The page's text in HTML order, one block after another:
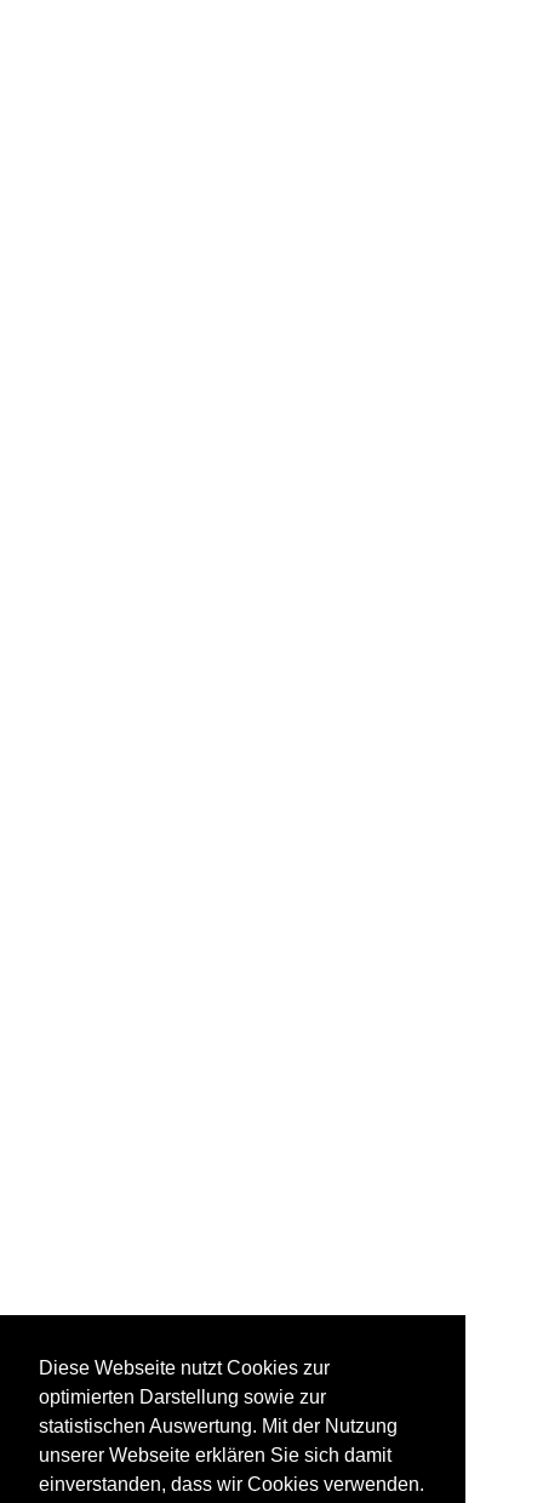
Diese Webseite nutzt Cookies zur
optimierten Darstellung sowie zur
statistischen Auswertung. Mit der Nutzung
unserer Webseite erklären Sie sich damit
einverstanden, dass wir Cookies verwenden.